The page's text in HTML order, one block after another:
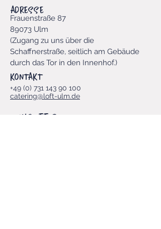
ADRESSE
Frauenstraße 87
89073 Ulm
​(Zugang zu uns über die
Schaffnerstraße, seitlich am Gebäude
durch das Tor in den Innenhof.)​
KONTAKT
+49 (0) 731 143 90 100
catering@loft-ulm.de
Newsletter